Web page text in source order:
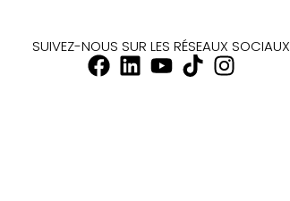
SUIVEZ-NOUS SUR LES RÉSEAUX SOCIAUX